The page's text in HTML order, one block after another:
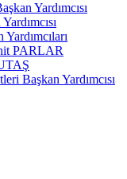
Yardımcısı
PARLAR
Başkan Yardımcısı